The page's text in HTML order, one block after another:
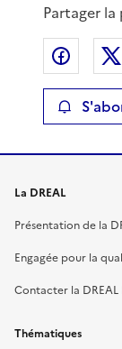
Partager la
La DREAL
Présentation de la
Engagée pour la
Contacter la DREAL
Thématiques